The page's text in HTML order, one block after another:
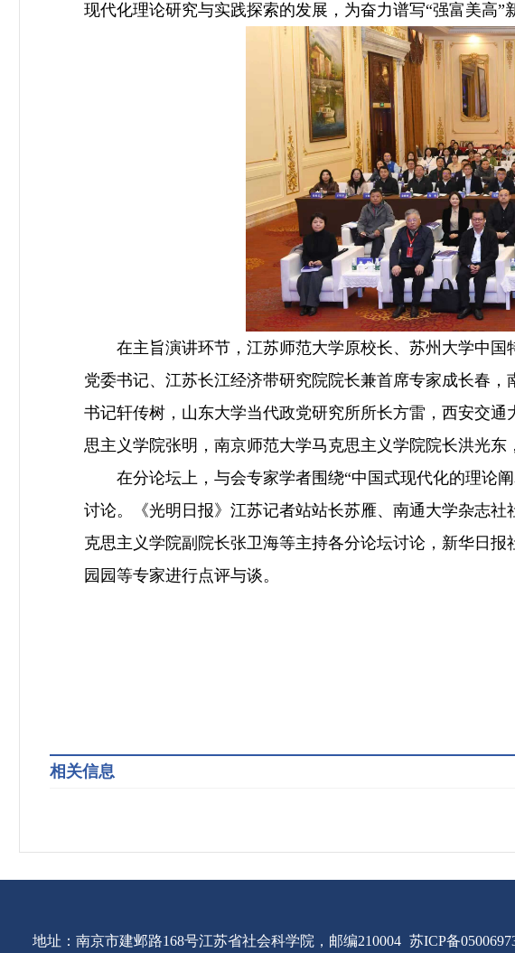
现代化理论研究与实践探索的发展，为奋力谱写“强富美高”
在主旨演讲环节，江苏师范大学原校长、苏州大学中国
党委书记、江苏长江经济带研究院院长兼首席专家成长春
书记轩传树，山东大学当代政党研究所所长方雷，西安交
思主义学院张明，南京师范大学马克思主义学院院长洪光
在分论坛上，与会专家学者围绕“中国式现代化的理论阐
讨论。《光明日报》江苏记者站站长苏雁、南通大学杂志
克思主义学院副院长张卫海等主持各分论坛讨论，新华日
园园等专家进行点评与谈。
相关信息
地址：南京市建邺路168号江苏省社会科学院，邮编210004 苏ICP备